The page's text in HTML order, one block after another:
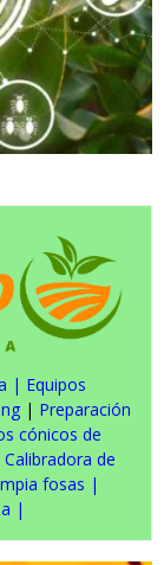
| Equipos
| Preparación
cónicos de
Calibradora de
fosas |
|